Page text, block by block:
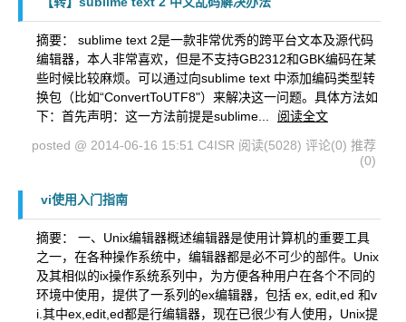
摘要： sublime text 2是一款非常优秀的跨平台文本及源代码
编辑器，本人非常喜欢，但是不支持GB2312和GBK编码在某
些时候比较麻烦。可以通过向sublime text 中添加编码类型转
换包（比如“ConvertToUTF8"）来解决这一问题。具体方法如
下：首先声明：这一方法前提是sublime...
阅读全文
posted @ 2014-06-16 15:51 C4ISR 阅读(5028) 评论(0) 推荐
(0)
vi使用入门指南
摘要： 一、Unix编辑器概述编辑器是使用计算机的重要工具
之一，在各种操作系统中，编辑器都是必不可少的部件。Unix
及其相似的ix操作系统系列中，为方便各种用户在各个不同的
环境中使用，提供了一系列的ex编辑器，包括 ex, edit,ed 和v
i.其中ex,edit,ed都是行编辑器，现在已很少有人使用，Unix提